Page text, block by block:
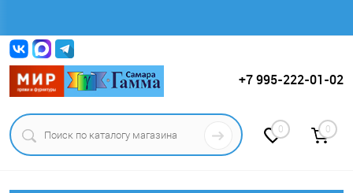
+7 995-222-01-02
0 0